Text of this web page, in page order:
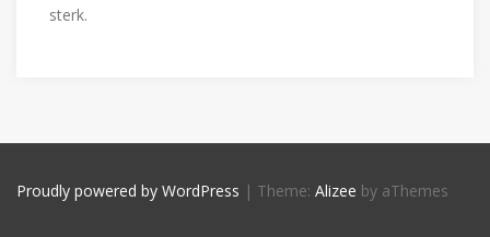
sterk.
Proudly powered by WordPress | Theme: Alizee by aThemes